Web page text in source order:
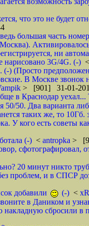
что это не будет
большая часть
ни
нарисовано 3G/4G. (-)
) (Просто
В Москве звонок
> [901] 31-01-
в Краснодар
50/50. Два варианта
таких же, то
У кого есть советы
(-) < antropka >
20 минут никто
проблем, и в СПСР
добавили
(-) <
в Даником и
сбросили